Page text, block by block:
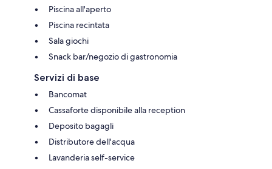
Piscina all'aperto
Piscina recintata
Sala giochi
Snack bar/negozio di gastronomia
Servizi di base
Bancomat
Cassaforte disponibile alla reception
Deposito bagagli
Distributore dell'acqua
Lavanderia self-service